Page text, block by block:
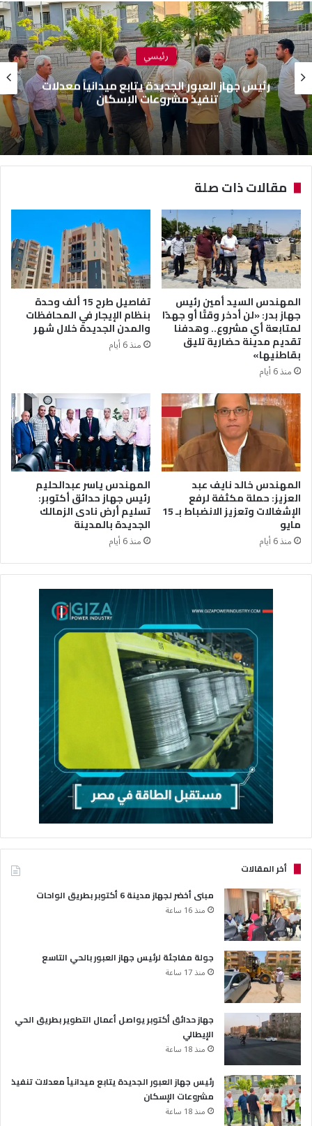
رئيسي
رئيس جهاز العبور الجديدة يتابع ميدانياً معدلات
تنفيذ مشروعات الإسكان
مقالات ذات صلة
المهندس السيد أمين رئيس
جهاز بدر: «لن أدخر وقتًا أو جهدًا
لمتابعة أي مشروع.. وهدفنا
تقديم مدينة حضارية تليق
بقاطنيها»
منذ 6 أيام
تفاصيل طرح 15 ألف وحدة
بنظام الإيجار في المحافظات
والمدن الجديدة خلال شهر
منذ 6 أيام
المهندس خالد نايف عبد
العزيز: حملة مكثفة لرفع
الإشغالات وتعزيز الانضباط بـ 15
مايو
منذ 6 أيام
المهندس ياسر عبدالحليم
رئيس جهاز حدائق أكتوبر:
تسليم أرض نادى الزمالك
الجديدة بالمدينة
منذ 6 أيام
أخر المقالات
مبنى أخضر لجهاز مدينة 6 أكتوبر بطريق الواحات
منذ 16 ساعة
جولة مفاجئة لرئيس جهاز العبور بالحي التاسع
منذ 17 ساعة
جهاز حدائق أكتوبر يواصل أعمال التطوير بطريق الحي
الإيطالي
منذ 18 ساعة
رئيس جهاز العبور الجديدة يتابع ميدانياً معدلات تنفيذ
مشروعات الإسكان
منذ 18 ساعة